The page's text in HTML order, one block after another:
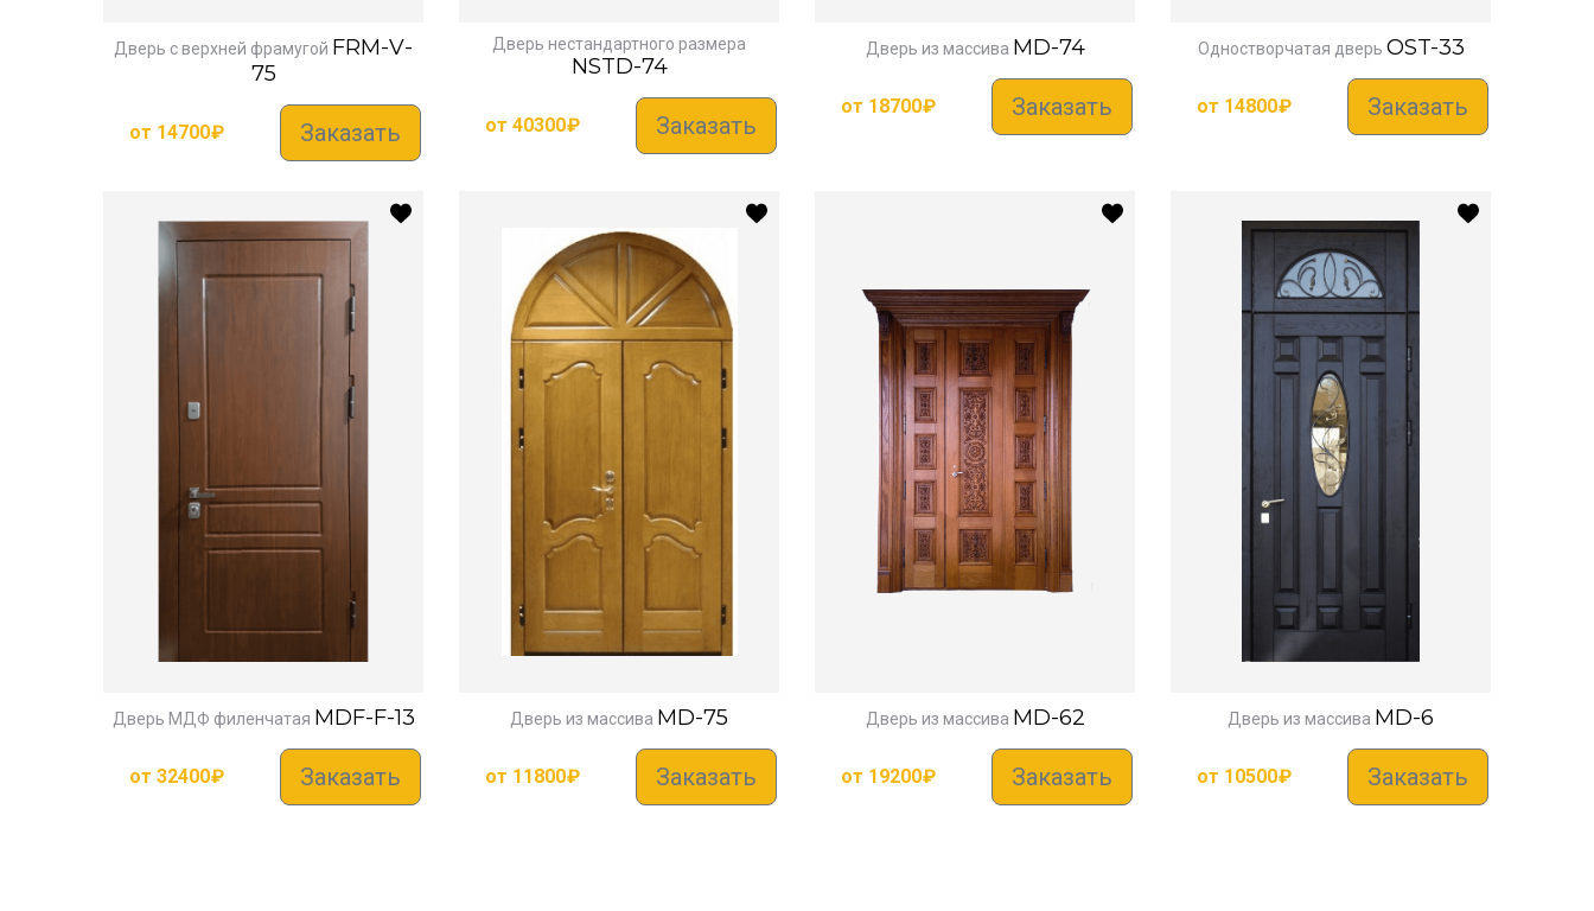
Дверь с верхней фрамугой FRM-V-
75
от 14700₽ Заказать
Дверь нестандартного размера
NSTD-74
от 40300₽ Заказать
Дверь из массива MD-74
от 18700₽ Заказать
Одностворчатая дверь OST-33
от 14800₽ Заказать
Дверь МДФ филенчатая MDF-F-13
от 32400₽ Заказать
Дверь из массива MD-75
от 11800₽ Заказать
Дверь из массива MD-62
от 19200₽ Заказать
Дверь из массива MD-6
от 10500₽ Заказать